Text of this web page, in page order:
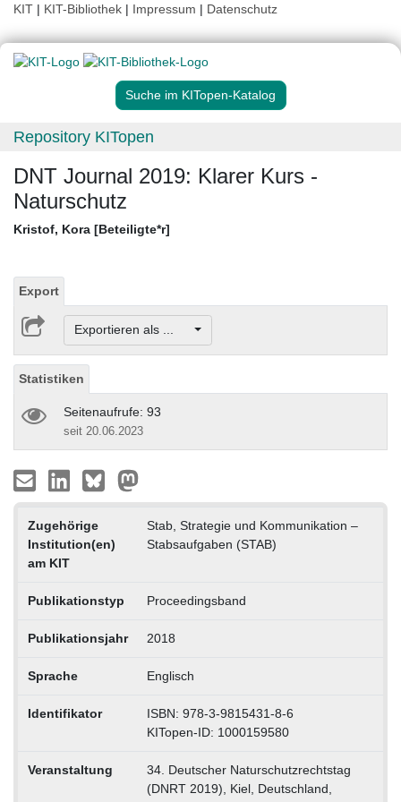
KIT | KIT-Bibliothek | Impressum | Datenschutz
Suche im KITopen-Katalog
Repository KITopen
DNT Journal 2019: Klarer Kurs -
Naturschutz
Kristof, Kora [Beteiligte*r]
Export
Exportieren als ...
Statistiken
Seitenaufrufe: 93
seit 20.06.2023
Zugehörige
Institution(en)
am KIT
Stab, Strategie und Kommunikation –
Stabsaufgaben (STAB)
Publikationstyp Proceedingsband
Publikationsjahr 2018
Sprache Englisch
Identifikator
ISBN: 978-3-9815431-8-6
KITopen-ID: 1000159580
Veranstaltung
34. Deutscher Naturschutzrechtstag
(DNRT 2019), Kiel, Deutschland,